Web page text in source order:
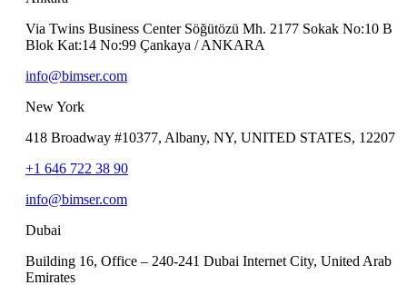
Via Twins Business Center Söğütözü Mh. 2177 Sokak No:10 B
Blok Kat:14 No:99 Çankaya / ANKARA
info@bimser.com
New York
418 Broadway #10377, Albany, NY, UNITED STATES, 12207
+1 646 722 38 90
info@bimser.com
Dubai
Building 16, Office – 240-241 Dubai Internet City, United Arab
Emirates